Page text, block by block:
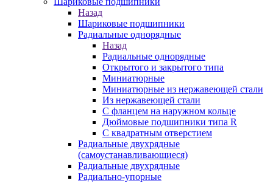
Назад
Шариковые подшипники
Радиальные однорядные
Назад
Радиальные однорядные
Открытого и закрытого типа
Миниатюрные
Миниатюрные из нержавеющей стали
Из нержавеющей стали
С фланцем на наружном кольце
Дюймовые подшипники типа R
С квадратным отверстием
Радиальные двухрядные
(самоустанавливающиеся)
Радиальные двухрядные
Радиально-упорные